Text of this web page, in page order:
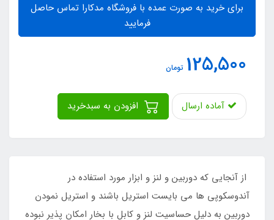
برای خرید به صورت عمده با فروشگاه مدکارا تماس حاصل
فرمایید
125,500 تومان
آماده ارسال
از آنجایی که دوربین و لنز و ابزار مورد استفاده در
آندوسکوپی ها می بایست استریل باشند و استریل نمودن
دوربین به دلیل حساسیت لنز و کابل با بخار امکان پذیر نبوده